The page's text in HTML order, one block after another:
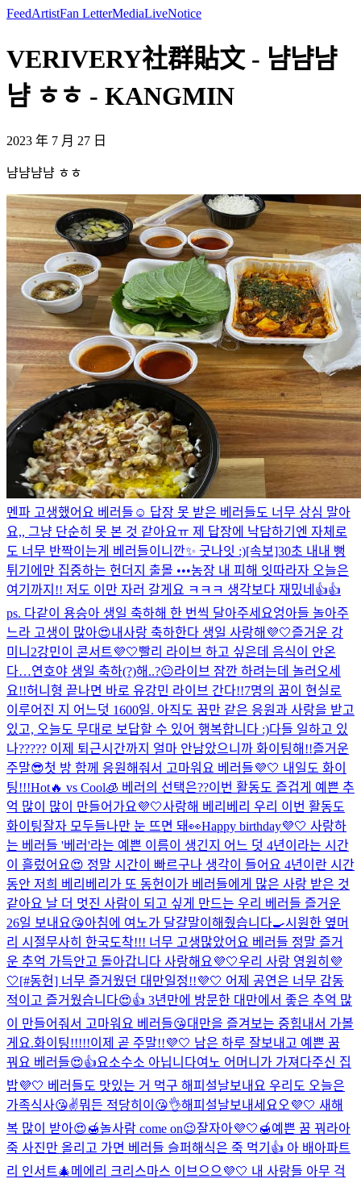
FeedArtistFan LetterMediaLiveNotice
VERIVERY社群貼文 - 냠냠냠
냠 ㅎㅎ - KANGMIN
2023 年 7 月 27 日
냠냠냠냠 ㅎㅎ
멘파 고생했어요 베러들☺️ 답장 못 받은 베러들도 너무 상심 말아
요,, 그냥 단순히 못 본 것 같아요ㅠ 제 답장에 낙담하기엔 자체로
도 너무 반짝이는게 베러들이니깐✨ 굿나잇 :)[속보]30초 내내 뻥
튀기에만 집중하는 헌더지 출몰 •••농장 내 피해 잇따라자 오늘은
여기까지!! 저도 이만 자러 갈게요 ㅋㅋㅋ 생각보다 재밌네👍👍
ps. 다같이 용승아 생일 축하해 한 번씩 달아주세요엉아들 놀아주
느라 고생이 많아😍내사랑 축하한다 생일 사랑해💜🤍즐거운 강
미니2강민이 콘서트💜🤍빨리 라이브 하고 싶은데 음식이 안온
다…연호야 생일 축하(?)해..?😐라이브 잠깐 하려는데 놀러오세
요!!허니형 끝나면 바로 유강민 라이브 간다!!7명의 꿈이 현실로
이루어진 지 어느덧 1600일. 아직도 꿈만 같은 응원과 사랑을 받고
있고, 오늘도 무대로 보답할 수 있어 행복합니다 :)다들 일하고 있
나????? 이제 퇴근시간까지 얼마 안남았으니까 화이팅해!!즐거운
주말😎첫 방 함께 응원해줘서 고마워요 베러들💜🤍 내일도 화이
팅!!!Hot🔥 vs Cool🧊 베러의 선택은??이번 활동도 즐겁게 예쁜 추
억 많이 많이 만들어가요💜🤍사랑해 베리베리 우리 이번 활동도
화이팅잘자 모두들나만 눈 뜨면 돼👀Happy birthday💜🤍 사랑하
는 베러들 '베러'라는 예쁜 이름이 생긴지 어느 덧 4년이라는 시간
이 흘렀어요😍 정말 시간이 빠르구나 생각이 들어요 4년이란 시간
동안 저희 베리베리가 또 동헌이가 베러들에게 많은 사랑 받은 것
같아요 날 더 멋진 사람이 되고 싶게 만드는 우리 베러들 즐거운
26일 보내요😘아침에 여노가 달걀말이해줬습니다🍳시원한 옆머
리 시절무사히 한국도착!!! 너무 고생많았어요 베러들 정말 즐거
운 추억 가득안고 돌아갑니다 사랑해요💜🤍우리 사랑 영원히💜
🤍[#동헌] 너무 즐거웠던 대만일정!!💜🤍 어제 공연은 너무 감동
적이고 즐거웠습니다😍👍 3년만에 방문한 대만에서 좋은 추억 많
이 만들어줘서 고마워요 베러들😘대만을 즐겨보는 중힘내서 가볼
게요.화이팅!!!!!이제 곧 주말!!💜🤍 남은 하루 잘보내고 예쁜 꿈
꿔요 베러들😍👍요소수소 아닙니다여노 어머니가 가져다주신 집
밥💜🤍 베러들도 맛있는 거 먹구 해피설날보내요 우리도 오늘은
가족식사😘✌️뭐든 적당히이😘👌해피설날보내세요오💜🤍 새해
복 많이 받아😍🍯놀사람 come on😉잘자아💜🤍🍯예쁜 꿈 꿔라아
죽 사진만 올리고 가면 베러들 슬퍼해 식은 죽 먹기👍 아 배아파트
리 인서트🎄메에리 크리스마스 이브으으💜🤍 내 사랑들 아무 걱